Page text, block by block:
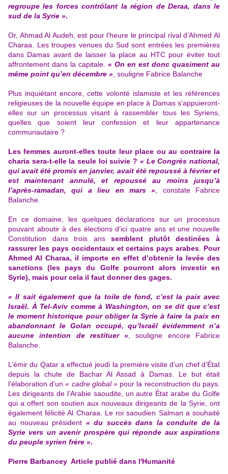
regroupe les forces contrôlant la région de Deraa, dans le
sud de la Syrie ».
Or, Ahmad Al Audeh, est pour l’heure le principal rival d’Ahmed Al
Charaa. Les troupes venues du Sud sont entrées les premières
dans Damas avant de laisser la place au HTC pour éviter tout
affrontement dans la capitale. « On en est donc quasiment au
même point qu’en décembre » , souligne Fabrice Balanche
Plus inquiétant encore, cette volonté islamiste et les références
religieuses de la nouvelle équipe en place à Damas s’appuieront-
elles sur un processus visant à rassembler tous les Syriens,
quelles que soient leur confession et leur appartenance
communautaire ?
Les femmes auront-elles toute leur place ou au contraire la
charia sera-t-elle la seule loi suivie ? « Le Congrès national,
qui avait été promis en janvier, avait été repoussé à février et
est maintenant annulé, et repoussé au moins jusqu’à
l’après-ramadan, qui a lieu en mars » , constate Fabrice
Balanche.
En ce domaine, les quelques déclarations sur un processus
pouvant aboutir à des élections d’ici quatre ans et une nouvelle
Constitution dans trois anssemblent plutôt destinées à
rassurer les pays occidentaux et certains pays arabes
Pour
Ahmed Al Charaa, il importe en effet d’obtenir la levée des
sanctions (les pays du Golfe pourront alors investir en
Syrie), mais pour cela il faut donner des gages.
« Il sait également que la toile de fond, c’est la paix avec
Israël. À Tel-Aviv comme à Washington, on se dit que c’est
le moment historique pour obliger la Syrie à faire la paix en
abandonnant le Golan occupé,qu’Israël évidemment n’a
aucune intention de restituer » , souligne encore Fabrice
Balanche.
L’émir du Qatar a effectué jeudi la première visite d’un chef d’État
depuis la chute de Bachar Al Assad à Damas. Le but était
l’élaboration d’un « cadre global » pour la reconstruction du pays.
Les dirigeants de l’Arabie saoudite, un autre État arabe du Golfe
qui a offert son soutien aux nouveaux dirigeants de la Syrie, ont
également félicité Al Charaa. Le roi saoudien Salman a souhaité
au nouveau président « du succès dans la conduite de la
Syrie vers un avenir prospère qui réponde aux aspirations
du peuple syrien frère ».
Pierre Barbancey Article publié dans l'Humanité